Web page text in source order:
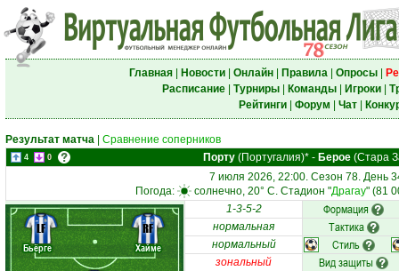
Главная| Новости| Онлайн| Правила| Опросы|
Расписание| Турниры| Команды| Игроки|
Рейтинги| Форум Чат|
Результат матча Сравнение соперников
4 0 Порту (Португалия)* - Берое (Стара
7 июля 2026, 22:00. Сезон 78. День
Погода:
солнечно, 20° C. Стадион "Драгау" (81
Бьёрге Хайме
LF RF
1-3-5-2 Формация
нормальная Тактика
нормальный Стиль
зональный Вид защиты